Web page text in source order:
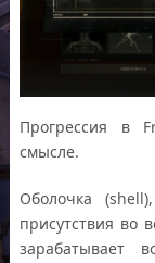
Прогрессия в
смысле.
Оболочка
присутствия во
зарабатывает